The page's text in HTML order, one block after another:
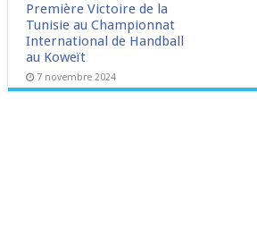
Première Victoire de la
Tunisie au Championnat
International de Handball
au Koweït
7 novembre 2024